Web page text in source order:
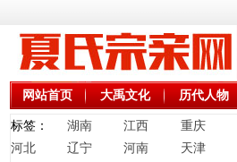
网站首页 大禹文化 历代人物
标签： 湖南 江西 重庆
河北
辽宁 河南 天津